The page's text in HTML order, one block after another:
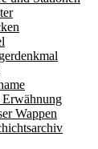
Erwähnung
Wappen